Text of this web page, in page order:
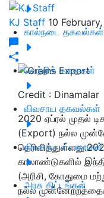
கால்நடை தகவல்கள்
வெற்றிக் கதைகள்
விவசாய தகவல்கள்
விவசாய பட்டறைகள்
அரசு திட்டங்கள்
KJ Staff 10
Credit : Dinamalar
2020 ஏப்ரல் முதல்
(Export) நல்ல
காலாண்டுகளில்
(அரிசி, கோதுமை
நல்ல